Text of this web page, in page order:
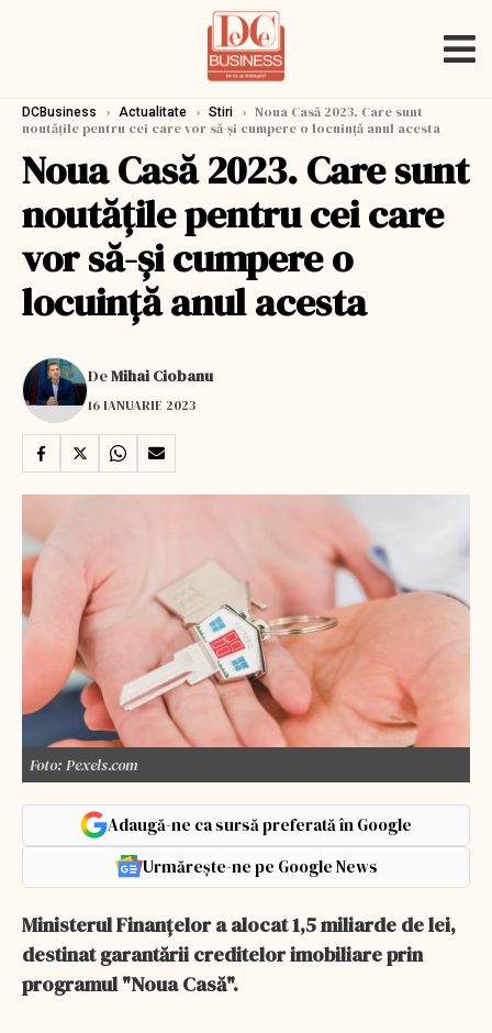
DCBusiness › Actualitate › Stiri › Noua Casă 2023. Care sunt
noutăţile pentru cei care vor să-şi cumpere o locuinţă anul acesta
Noua Casă 2023. Care sunt
noutăţile pentru cei care
vor să-şi cumpere o
locuinţă anul acesta
DeMihai Ciobanu
16 IANUARIE 2023
Foto: Pexels.com
Adaugă-ne ca sursă preferată în Google
Urmărește-ne pe Google News
Ministerul Finanţelor a alocat 1,5 miliarde de lei,
destinat garantării creditelor imobiliare prin
programul "Noua Casă".